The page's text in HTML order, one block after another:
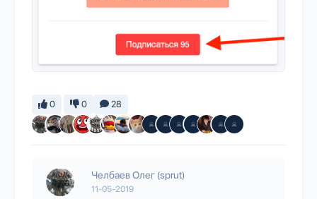
0 0 28
Челбаев Олег (sprut)
11-05-2019